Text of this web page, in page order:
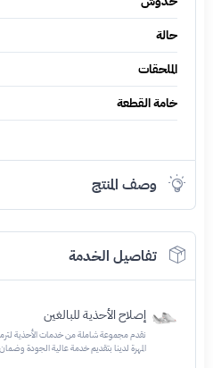
حالة
الملحقات
خامة القطعة
وصف المنتج
تفاصيل الخدمة
إصلاح الأحذية للبالغين
نقدم مجموعة شاملة من خدمات الأحذية
المهرة لدينا بتقديم خدمة عالية الجودة